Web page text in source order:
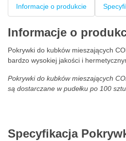
Informacje o produkcie
Informacje o
Pokrywki do kubków mieszających
bardzo wysokiej jakości i
Pokrywki do kubków mieszających
są dostarczane w pudełku po 100
Specyfikacja